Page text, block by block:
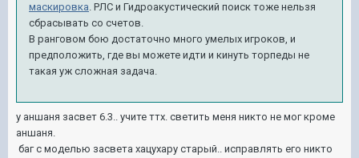
маскировка. РЛС и Гидроакустический поиск тоже нельзя
сбрасывать со счетов.
В ранговом бою достаточно много умелых игроков, и
предположить, где вы можете идти и кинуть торпеды не
такая уж сложная задача.
у аншаня засвет 6.3.. учите ттх. светить меня никто не мог кроме
аншаня.
баг с моделью засвета хацухару старый.. исправлять его никто